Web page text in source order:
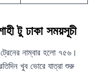
টু ঢাকা সময়সূচী
নাম্বার হলো ৭৫৬।
খুব ভোরে যাত্রা শুরু